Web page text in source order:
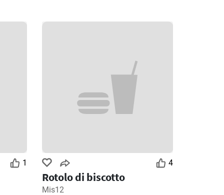
1 4
Rotolo di biscotto
Mis12